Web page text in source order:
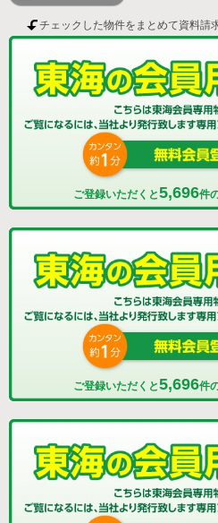
チェックした物件をまとめて資料請
ご登録いただくと5,696件
ご登録いただくと5,696件